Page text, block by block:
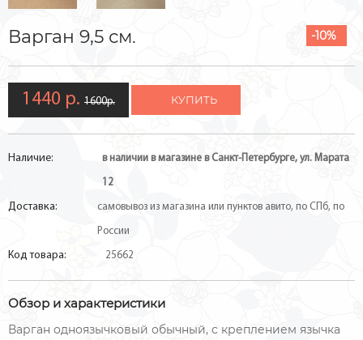
-10%
Варган 9,5 см.
1440 р. 1600р. КУПИТЬ
Наличие: в наличии в магазине в Санкт-Петербурге, ул. Марата
12
Доставка: самовывоз из магазина или пунктов авито, по СПб, по
России
Код товара: 25662
Обзор и характеристики
Варган одноязычковый обычный, с креплением язычка